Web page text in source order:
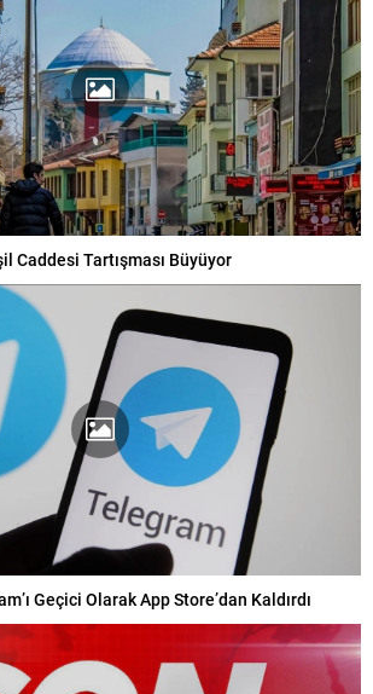
Caddesi Tartışması Büyüyor
Geçici Olarak App Store’dan Kaldırdı